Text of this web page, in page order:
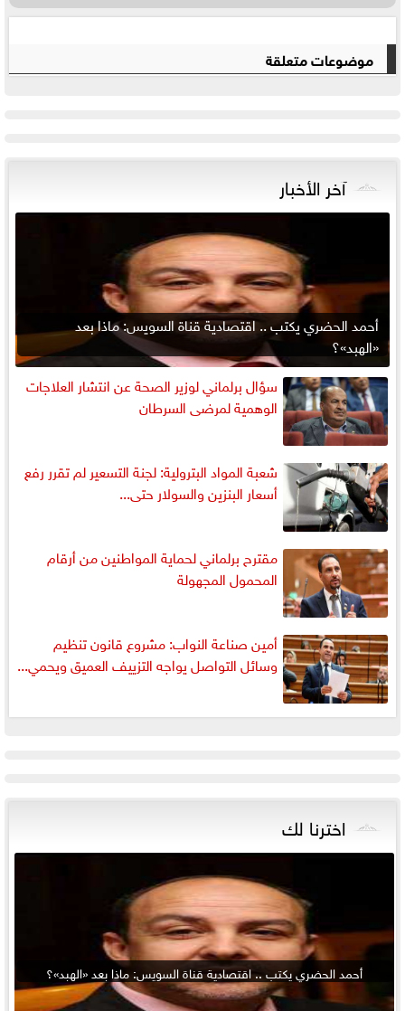
موضوعات متعلقة
آخر الأخبار
أحمد الحضري يكتب .. اقتصادية قناة السويس: ماذا بعد
«الهبد»؟
سؤال برلماني لوزير الصحة عن انتشار العلاجات
الوهمية لمرضى السرطان
شعبة المواد البترولية: لجنة التسعير لم تقرر رفع
أسعار البنزين والسولار حتى...
مقترح برلماني لحماية المواطنين من أرقام
المحمول المجهولة
أمين صناعة النواب: مشروع قانون تنظيم
وسائل التواصل يواجه التزييف العميق ويحمي...
اخترنا لك
أحمد الحضري يكتب .. اقتصادية قناة السويس: ماذا بعد «الهبد»؟